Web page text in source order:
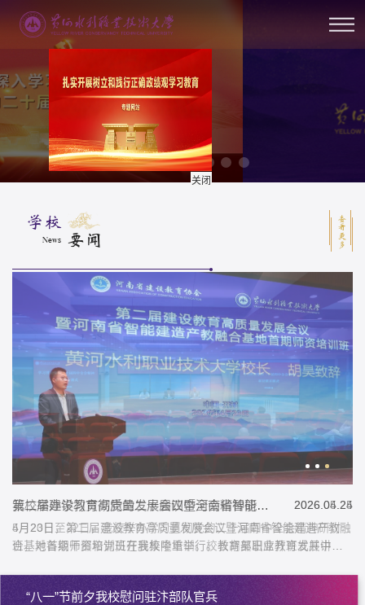
学校
News 要闻 查看更多
第二届建设教育高质量发展会议暨河南省智能建造产教融合基地...
2026.04.24
4月23日，第二届建设教育高质量发展会议暨河南省智能建造产教融
合基地首期师资培训班在我校隆重举行。教育部职业教育发展中心
我校与中国水利水电科学研究院、开封市人民政府签署战略合作...
2026.07.06
7月6日，中国水利水电科学研究院、开封市人民政府、黄河水利职
业技术大学三方战略合作框架协议签约仪式在黄河水利职业技术大
我校举办学习贯彻党的二十届四中全会精神研讨班
2026.05.25
5月20日至22日，我校举办学习贯彻党的二十届四中全会精神研讨
班，对各级干部和党员开展集中培训。校长胡昊出席开班式并讲
第二届建设教育高质量发展会议暨河南省智能建造产教融合基地...
2026.04.24
4月23日，第二届建设教育高质量发展会议暨河南省智能建造产教融
合基地首期师资培训班在我校隆重举行。教育部职业教育发展中心
我校与中国水利水电科学研究院、开封市人民政府签署战略合作...
2026.07.06
7月6日，中国水利水电科学研究院、开封市人民政府、黄河水利职
业技术大学三方战略合作框架协议签约仪式在黄河水利职业技术大
“八一”节前夕我校慰问驻汴部队官兵